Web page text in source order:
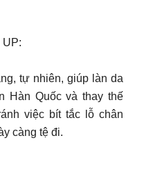
UP:
tự nhiên, giúp làn da
Hàn Quốc và thay thế
việc bít tắc lỗ chân
càng tệ đi.